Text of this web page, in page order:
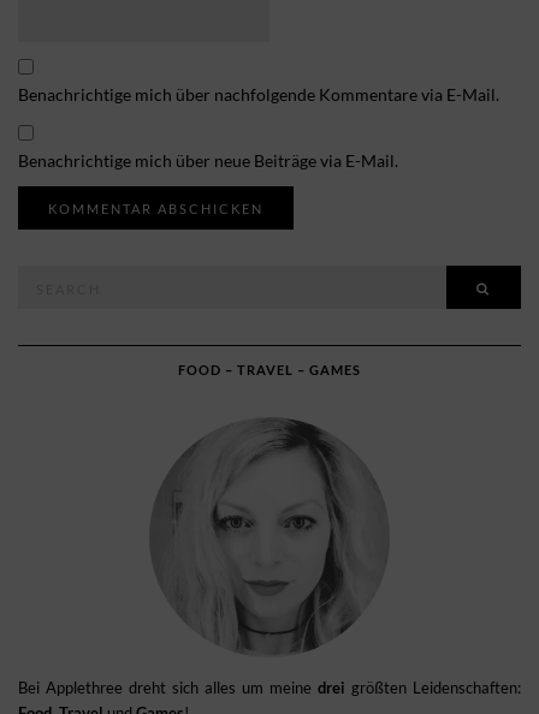
Benachrichtige mich über nachfolgende Kommentare via E-Mail.
Benachrichtige mich über neue Beiträge via E-Mail.
FOOD – TRAVEL – GAMES
Bei Applethree dreht sich alles um meine drei größten Leidenschaften: